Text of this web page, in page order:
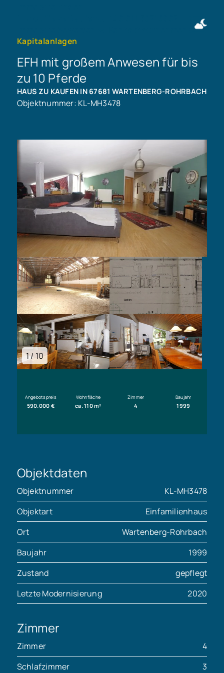
Kapitalanlagen
EFH mit großem Anwesen für bis
zu 10 Pferde
HAUS ZU KAUFEN IN 67681 WARTENBERG-ROHRBACH
Objektnummer: KL-MH3478
1 / 10
Angebotspreis
590.000 €
Wohnfläche
ca. 110 m²
Zimmer
4
Baujahr
1999
Objektdaten
Objektnummer
KL-MH3478
Objektart
Einfamilienhaus
Ort
Wartenberg-Rohrbach
Baujahr
1999
Zustand
gepflegt
Letzte Modernisierung
2020
Zimmer
Zimmer
4
Schlafzimmer
3